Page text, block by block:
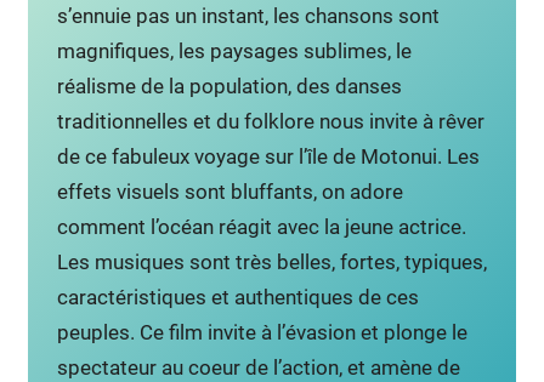
s’ennuie pas un instant, les chansons sont
magnifiques, les paysages sublimes, le
réalisme de la population, des danses
traditionnelles et du folklore nous invite à rêver
de ce fabuleux voyage sur l’île de Motonui. Les
effets visuels sont bluffants, on adore
comment l’océan réagit avec la jeune actrice.
Les musiques sont très belles, fortes, typiques,
caractéristiques et authentiques de ces
peuples. Ce film invite à l’évasion et plonge le
spectateur au coeur de l’action, et amène de